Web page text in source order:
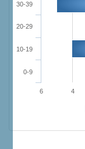
0-9
10-19
20-29
30-39
6 4